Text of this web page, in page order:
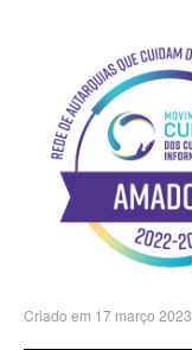
Criado em 17 março 2023